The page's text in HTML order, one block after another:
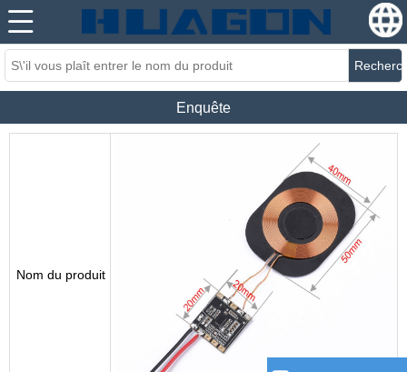
Enquête
Nom du produit